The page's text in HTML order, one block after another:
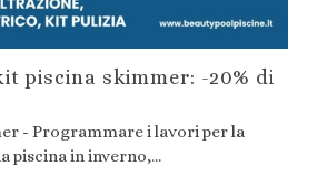
piscina skimmer: -20% di
- Programmare i lavori per la
piscina in inverno,…